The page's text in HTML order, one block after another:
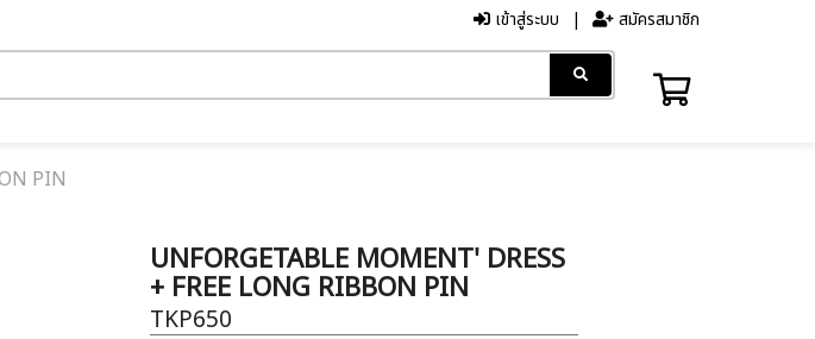
เข้าสู่ระบบ สมัครสมาชิก
PIN
UNFORGETABLE MOMENT' DRESS
+ FREE LONG RIBBON PIN
TKP650